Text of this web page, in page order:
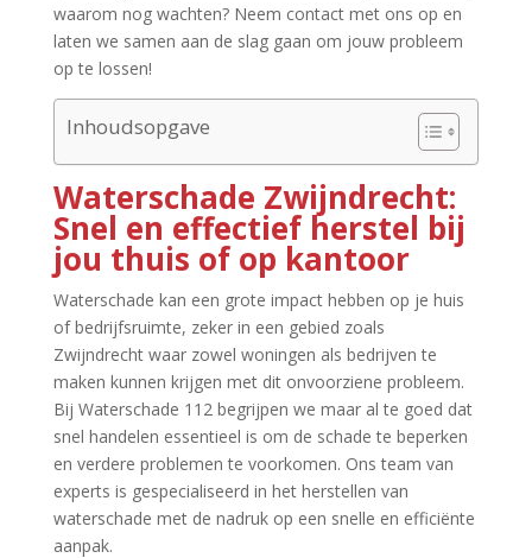
waarom nog wachten? Neem contact met ons op en
laten we samen aan de slag gaan om jouw probleem
op te lossen!
Inhoudsopgave
Waterschade Zwijndrecht:
Snel en effectief herstel bij
jou thuis of op kantoor
Waterschade kan een grote impact hebben op je huis
of bedrijfsruimte, zeker in een gebied zoals
Zwijndrecht waar zowel woningen als bedrijven te
maken kunnen krijgen met dit onvoorziene probleem.​
Bij Waterschade 112 begrijpen we maar al te goed dat
snel handelen essentieel is om de schade te beperken
en verdere problemen te voorkomen.​ Ons team van
experts is gespecialiseerd in het herstellen van
waterschade met de nadruk op een snelle en efficiënte
aanpak.​